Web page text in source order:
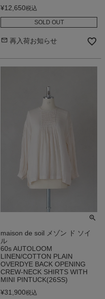
¥12,650税込
SOLD OUT
再入荷お知らせ
maison de soil メゾン ド ソイ
ル
60s AUTOLOOM
LINEN/COTTON PLAIN
OVERDYE BACK OPENING
CREW-NECK SHIRTS WITH
MINI PINTUCK(26SS)
¥31,900税込